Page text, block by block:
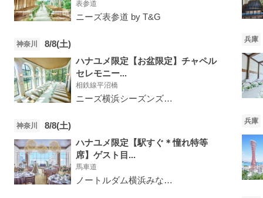
表参道
ニーズ表参道 by T&G
神奈川
8/8(土)
ハナユメ限定【お盆限定】チャペル
セレモニー...
相鉄線平沼橋
ニーズ横浜シーズンズ by T&G
神奈川
8/8(土)
ハナユメ限定【駅すぐ＊憧れ特等
席】ゲスト目...
馬車道
ノートルダム横浜みなとみらい
兵庫
兵庫